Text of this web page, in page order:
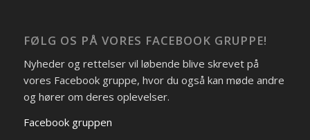
FØLG OS PÅ VORES FACEBOOK GRUPPE!
Nyheder og rettelser vil løbende blive skrevet på
vores Facebook gruppe, hvor du også kan møde andre
og hører om deres oplevelser.
Facebook gruppen